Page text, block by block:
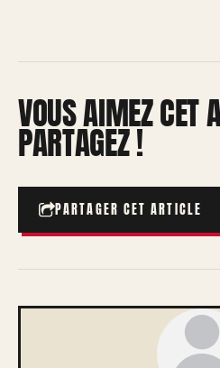
VOUS AIMEZ CET
PARTAGEZ !
PARTAGER CET ARTICLE